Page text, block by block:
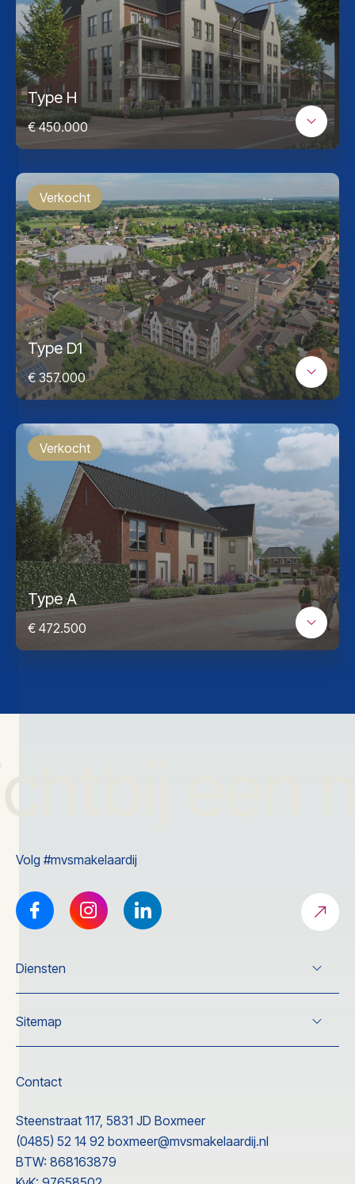
Type H
€ 450.000
Verkocht
Type D1
€ 357.000
Verkocht
Type A
€ 472.500
Diensten
Koop
Taxatie
Sitemap
Wonen
Ervaringen
Contact
Contact
Steenstraat 117, 5831 JD Boxmeer
(0485) 52 14 92 boxmeer@mvsmakelaardij.nl
BTW: 868163879
Volg #mvsmakelaardij